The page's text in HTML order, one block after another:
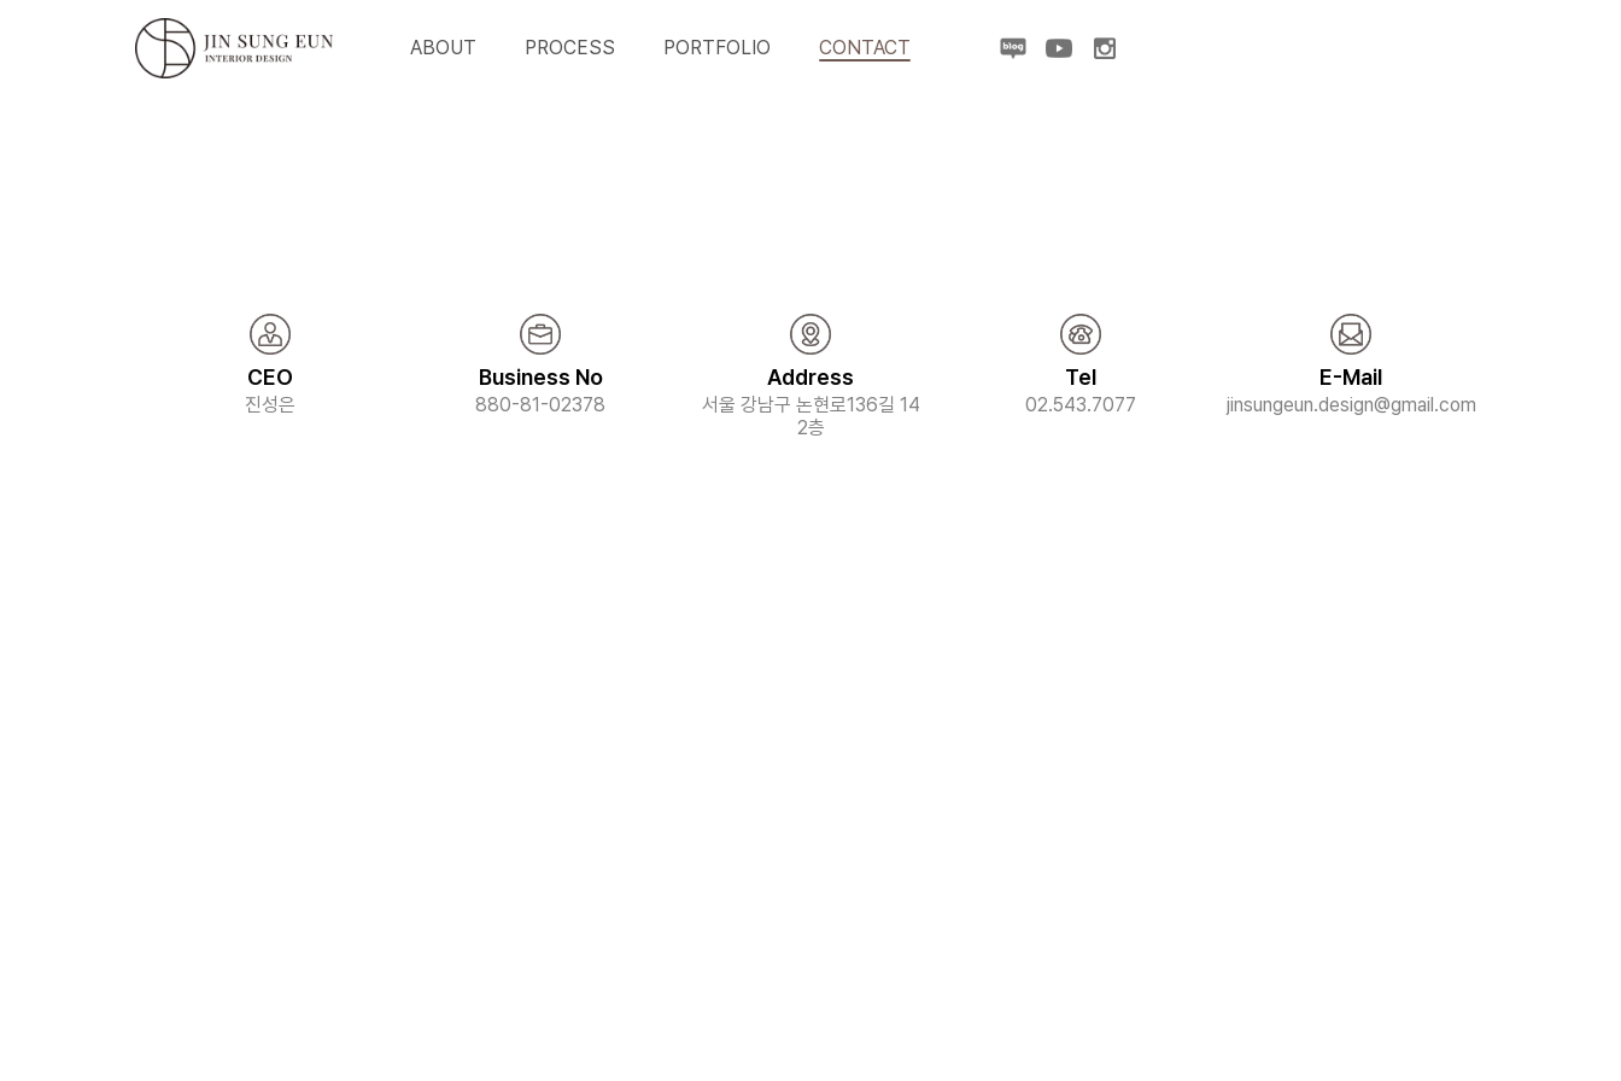
ABOUT PROCESS PORTFOLIO CONTACT
CEO
진성은
Business No
880-81-02378
Address
서울 강남구 논현로136길 14
2층
Tel
02.543.7077
E-Mail
jinsungeun.design@gmail.com